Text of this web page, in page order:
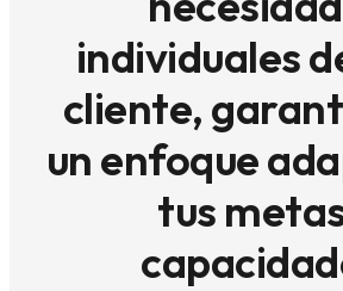
individuales
cliente,
un enfoque
tus